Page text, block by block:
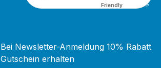
Friendly Captcha ⇗
Bei Newsletter-Anmeldung 10% Rabatt
Gutschein erhalten